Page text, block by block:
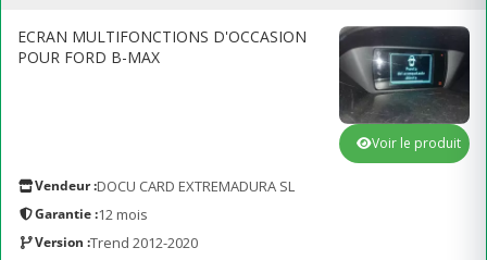
ECRAN MULTIFONCTIONS D'OCCASION
POUR FORD B-MAX
Vendeur :DOCU CARD EXTREMADURA SL
Garantie :12 mois
Version :Trend 2012-2020
Voir le produit